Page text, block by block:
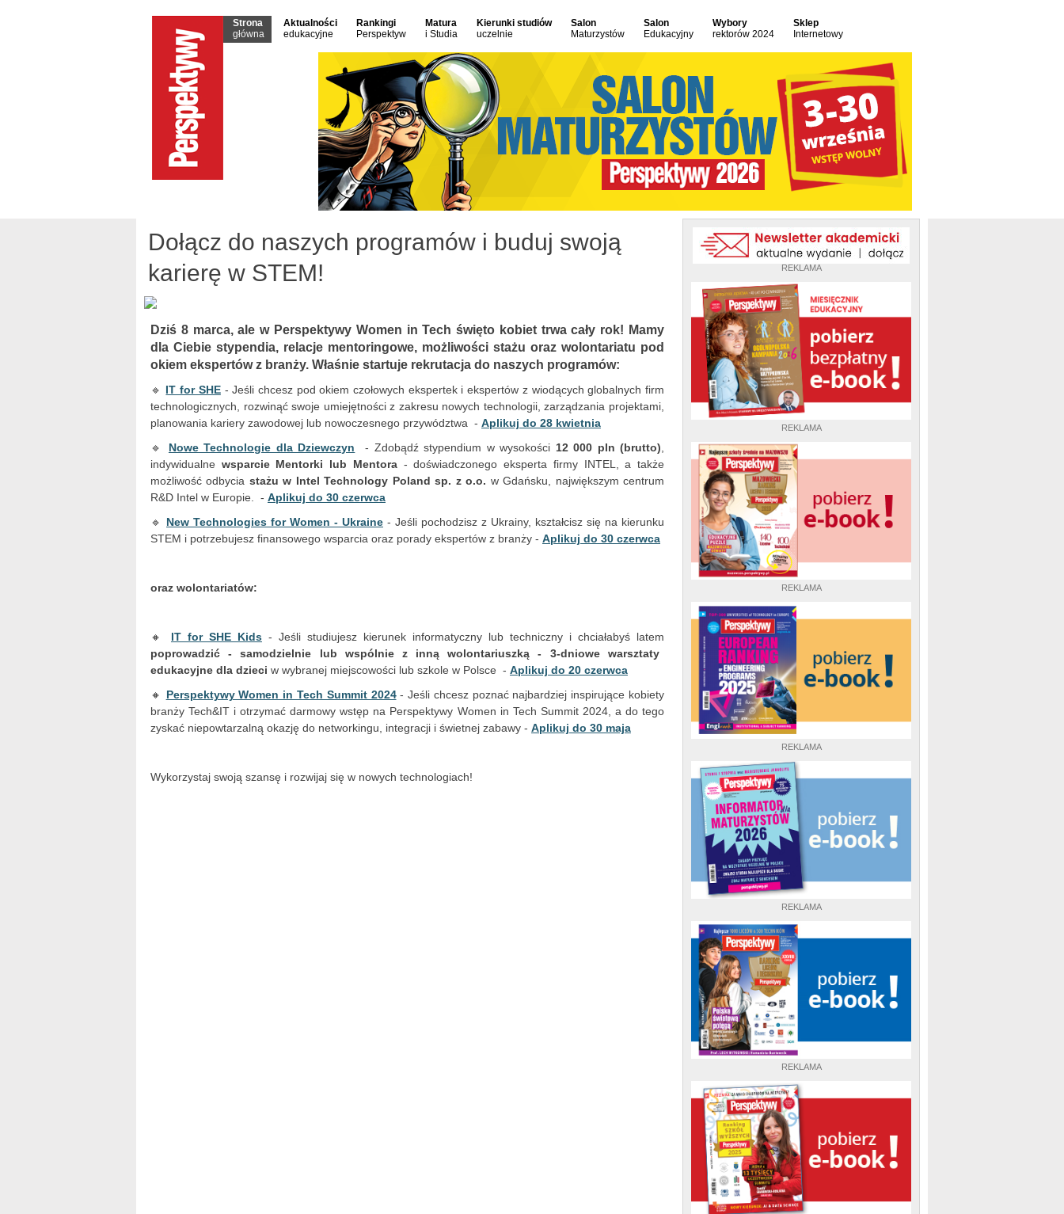
Strona
główna
Aktualności
edukacyjne
Rankingi
Perspektyw
Matura
i Studia
Kierunki studiów
uczelnie
Salon
Maturzystów
Salon
Edukacyjny
Wybory
rektorów 2024
Sklep
Internetowy
REKLAMA
REKLAMA
REKLAMA
REKLAMA
REKLAMA
REKLAMA
Dołącz do naszych programów i buduj swoją
karierę w STEM!
Dziś 8 marca, ale w Perspektywy Women in Tech święto kobiet trwa cały rok! Mamy
dla Ciebie stypendia, relacje mentoringowe, możliwości stażu oraz wolontariatu pod
okiem ekspertów z branży. Właśnie startuje rekrutacja do naszych programów:
🔹 IT for SHE- Jeśli chcesz pod okiem czołowych ekspertek i ekspertów z wiodących globalnych firm
technologicznych, rozwinąć swoje umiejętności z zakresu nowych technologii, zarządzania projektami,
planowania kariery zawodowej lub nowoczesnego przywództwa - Aplikuj do 28 kwietnia
🔹 Nowe Technologie dla Dziewczyn - Zdobądź stypendium w wysokości 12 000 pln (brutto)
indywidualne wsparcie Mentorki lub Mentora- doświadczonego eksperta firmy INTEL, a także
możliwość odbycia stażu w Intel Technology Poland sp. z o.o. w Gdańsku, największym centrum
R&D Intel w Europie. - Aplikuj do 30 czerwca
🔹 New Technologies for Women - Ukraine - Jeśli pochodzisz z Ukrainy, kształcisz się na kierunku
STEM i potrzebujesz finansowego wsparcia oraz porady ekspertów z branży - Aplikuj do 30 czerwca
oraz wolontariatów:
🔸 IT for SHE Kids - Jeśli studiujesz kierunek informatyczny lub techniczny i chciałabyś latem
poprowadzić - samodzielnie lub wspólnie z inną wolontariuszką - 3-dniowe warsztaty
edukacyjne dla dzieci w wybranej miejscowości lub szkole w Polsce - Aplikuj do 20 czerwca
🔸 Perspektywy Women in Tech Summit 2024- Jeśli chcesz poznać najbardziej inspirujące kobiety
branży Tech&IT i otrzymać darmowy wstęp na Perspektywy Women in Tech Summit 2024, a do tego
zyskać niepowtarzalną okazję do networkingu, integracji i świetnej zabawy - Aplikuj do 30 maja
Wykorzystaj swoją szansę i rozwijaj się w nowych technologiach!